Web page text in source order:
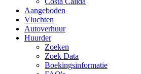
Aangeboden
Vluchten
Autoverhuur
Huurder
Zoeken
Zoek Data
Boekingsinformatie